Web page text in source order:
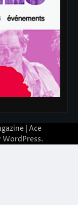
| Ace
WordPress.